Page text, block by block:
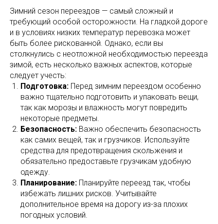
Зимний сезон переездов — самый сложный и
требующий особой осторожности. На гладкой дороге
и в условиях низких температур перевозка может
быть более рискованной. Однако, если вы
столкнулись с неотложной необходимостью переезда
зимой, есть несколько важных аспектов, которые
следует учесть:
Подготовка: Перед зимним переездом особенно
важно тщательно подготовить и упаковать вещи,
так как морозы и влажность могут повредить
некоторые предметы.
Безопасность: Важно обеспечить безопасность
как самих вещей, так и грузчиков. Используйте
средства для предотвращения скольжения и
обязательно предоставьте грузчикам удобную
одежду.
Планирование: Планируйте переезд так, чтобы
избежать лишних рисков. Учитывайте
дополнительное время на дорогу из-за плохих
погодных условий.